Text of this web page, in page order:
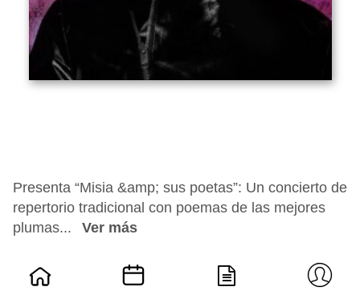
Presenta “Misia &amp; sus poetas”: Un concierto de
repertorio tradicional con poemas de las mejores
plumas...
Ver más